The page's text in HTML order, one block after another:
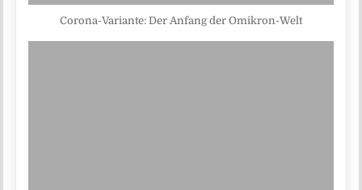
Corona-Variante: Der Anfang der Omikron-Welt